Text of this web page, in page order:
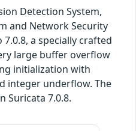
Detection System,
and Network Security
a specially crafted
large buffer overflow
initialization with
integer underflow. The
Suricata 7.0.8.